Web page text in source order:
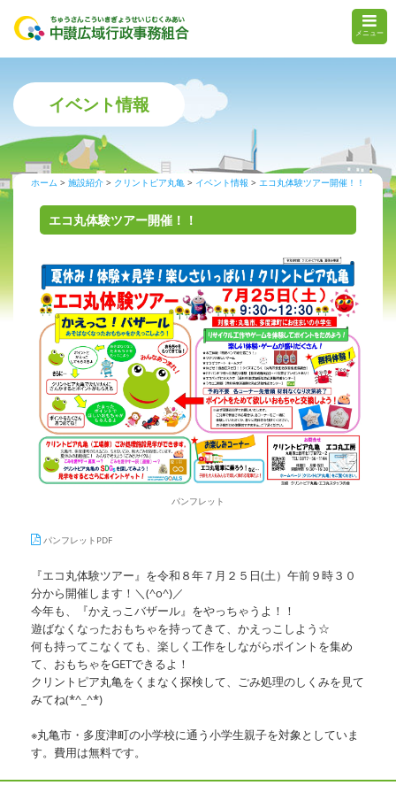
メニュー
イベント情報
ホーム 施設紹介 クリントピア丸亀 イベント情報 エコ丸体験ツアー開催！！
エコ丸体験ツアー開催！！
パンフレット
パンフレットPDF
『エコ丸体験ツアー』を令和８年７月２５日(土）午前９時３０
分から開催します！＼(^o^)／
今年も、『かえっこバザール』をやっちゃうよ！！
遊ばなくなったおもちゃを持ってきて、かえっこしよう☆
何も持ってこなくても、楽しく工作をしながらポイントを集め
て、おもちゃをGETできるよ！
クリントピア丸亀をくまなく探検して、ごみ処理のしくみを見て
みてね(*^_^*)
※丸亀市・多度津町の小学校に通う小学生親子を対象としていま
す。費用は無料です。